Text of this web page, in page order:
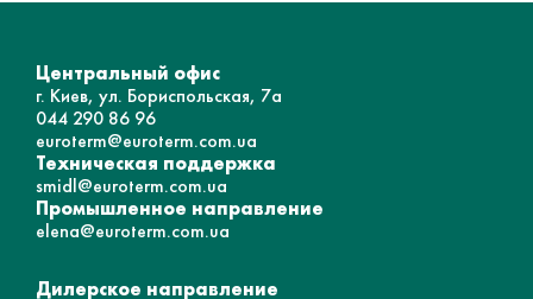
Центральный офис
г. Киев, ул. Бориспольская, 7а
044 290 86 96
euroterm@euroterm.com.ua
Техническая поддержка
smidl@euroterm.com.ua
Промышленное направление
elena@euroterm.com.ua
Дилерское направление